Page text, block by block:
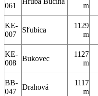
061
m
KE-
007
Sľubica
1129
m
KE-
008
Bukovec
1127
m
BB-
047
Drahová
1117
m